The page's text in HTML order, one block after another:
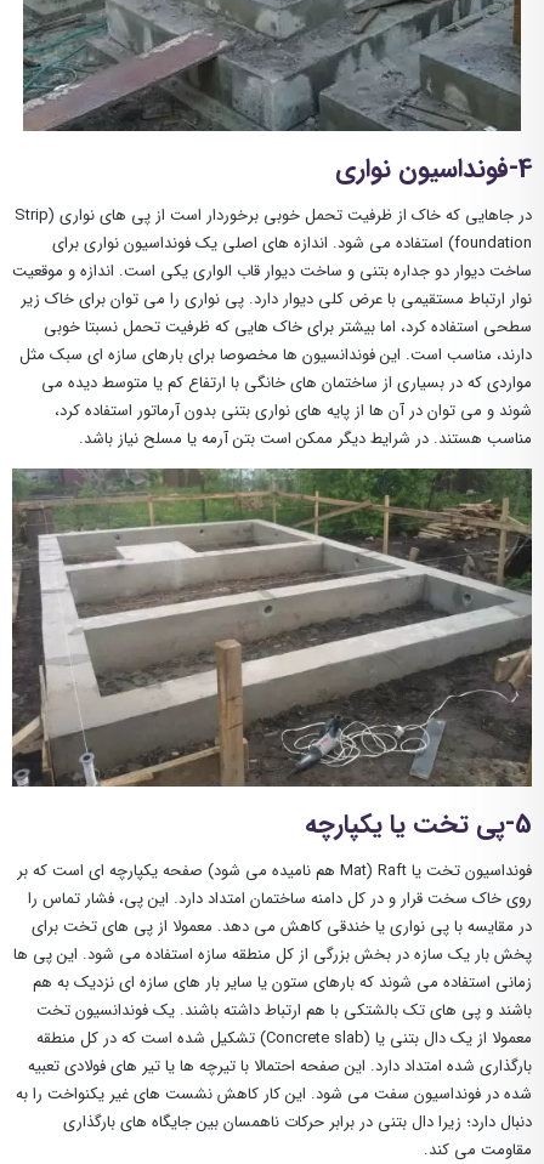
4-فونداسیون نواری
در جاهایی که خاک از ظرفیت تحمل خوبی برخوردار است از پی های نواری (Strip
foundation) استفاده می شود. اندازه های اصلی یک فونداسیون نواری برای
ساخت دیوار دو جداره بتنی و ساخت دیوار قاب الواری یکی است. اندازه و موقعیت
نوار ارتباط مستقیمی با عرض کلی دیوار دارد. پی نواری را می توان برای خاک زیر
سطحی استفاده کرد، اما بیشتر برای خاک هایی که ظرفیت تحمل نسبتا خوبی
دارند، مناسب است. این فوندانسیون ها مخصوصا برای بارهای سازه ای سبک مثل
مواردی که در بسیاری از ساختمان های خانگی با ارتفاع کم یا متوسط ​​دیده می
شوند و می توان در آن ها از پایه های نواری بتنی بدون آرماتور استفاده کرد،
مناسب هستند. در شرایط دیگر ممکن است بتن آرمه یا مسلح نیاز باشد.
5-پی تخت یا یکپارچه
فونداسیون تخت یا Raft (Mat‌ هم نامیده می شود) صفحه یکپارچه ای است که بر
روی خاک سخت قرار و در کل دامنه ساختمان امتداد دارد. این پی، فشار تماس را
در مقایسه با پی نواری یا خندقی کاهش می دهد. معمولا از پی های تخت برای
پخش بار یک سازه در بخش بزرگی از کل منطقه سازه استفاده می شود. این پی ها
زمانی استفاده می شوند که بارهای ستون یا سایر بار های سازه ای نزدیک به هم
باشند و پی های تک بالشتکی با هم ارتباط داشته باشند. یک فوندانسیون تخت
معمولا از یک دال بتنی یا (Concrete slab) تشکیل شده است که در کل منطقه
بارگذاری شده امتداد دارد. این صفحه احتمالا با تیرچه ها یا تیر های فولادی تعبیه
شده در فونداسیون سفت می شود. این کار کاهش نشست های غیر یکنواخت را به
دنبال دارد؛ زیرا دال بتنی در برابر حرکات ناهمسان بین جایگاه های بارگذاری
مقاومت می کند.